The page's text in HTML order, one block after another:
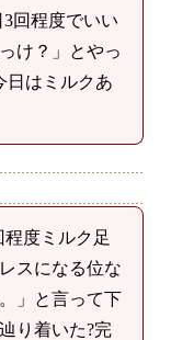
回程度でいい
け？」とやっ
日はミルクあ
度ミルク足
スになる位な
」と言って下
り着いた?完